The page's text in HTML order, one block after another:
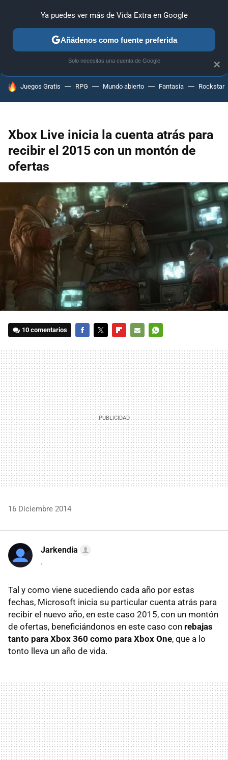
ANÁLISIS GUÍAS Y TRUCOS PC SONY NINTENDO
HOY SE HABLA DE
Juegos Gratis RPG Mundo abierto Fantasía Rockstar
Xbox Live inicia la cuenta atrás para
recibir el 2015 con un montón de
ofertas
10 comentarios
MAIL
16 Diciembre 2014
Jarkendia
.
Tal y como viene sucediendo cada año por estas
fechas, Microsoft inicia su particular cuenta atrás para
recibir el nuevo año, en este caso 2015, con un montón
de ofertas, beneficiándonos en este caso con rebajas
tanto para Xbox 360 como para Xbox One, que a lo
tonto lleva un año de vida.
×
Ya puedes ver más de Vida Extra en Google
Añádenos como fuente preferida
Solo necesitas una cuenta de Google